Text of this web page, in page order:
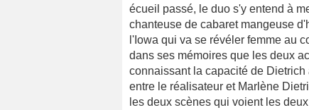
écueil passé, le duo s'y entend à
chanteuse de cabaret mangeuse
l'Iowa qui va se révéler femme au
dans ses mémoires que les deux
connaissant la capacité de
entre le réalisateur et Marlène
les deux scènes qui voient les